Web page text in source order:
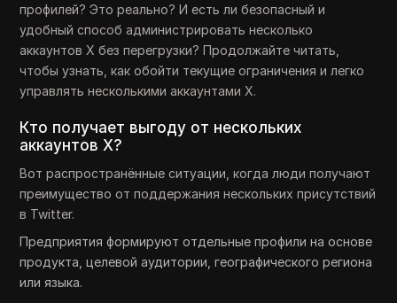
профилей? Это реально? И есть ли безопасный и
удобный способ администрировать несколько
аккаунтов X без перегрузки? Продолжайте читать,
чтобы узнать, как обойти текущие ограничения и легко
управлять несколькими аккаунтами X.
Кто получает выгоду от нескольких
аккаунтов X?
Вот распространённые ситуации, когда люди получают
преимущество от поддержания нескольких присутствий
в Twitter.
Предприятия формируют отдельные профили на основе
продукта, целевой аудитории, географического региона
или языка.